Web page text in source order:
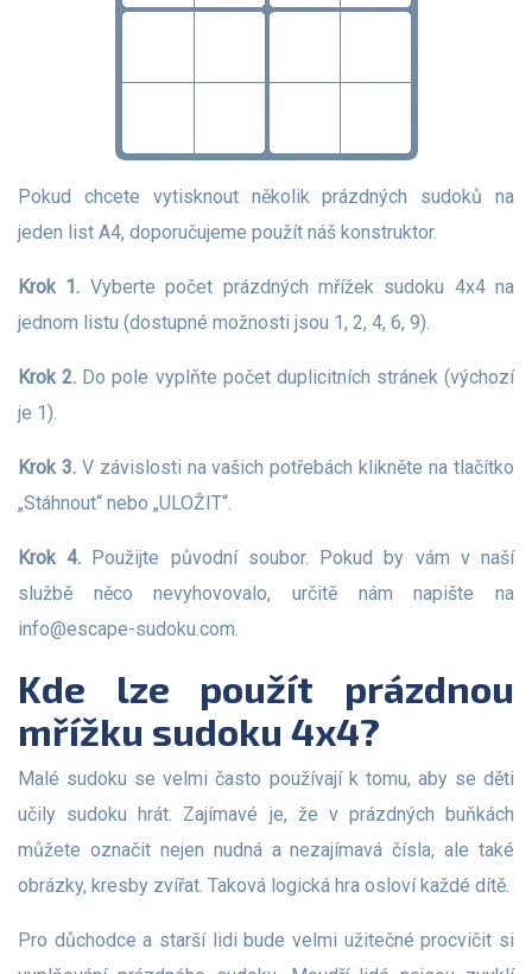
Pokud chcete vytisknout několik prázdných sudoků na
jeden list A4, doporučujeme použít náš konstruktor.
Krok 1. Vyberte počet prázdných mřížek sudoku 4x4 na
jednom listu (dostupné možnosti jsou 1, 2, 4, 6, 9).
Krok 2. Do pole vyplňte počet duplicitních stránek (výchozí
je 1).
Krok 3.V závislosti na vašich potřebách klikněte na tlačítko
„Stáhnout“ nebo „ULOŽIT“.
Krok 4. Použijte původní soubor. Pokud by vám v naší
službě něco nevyhovovalo, určitě nám napište na
info@escape-sudoku.com
Kde lze použít prázdnou
mřížku sudoku 4x4?
Malé sudoku se velmi často používají k tomu, aby se děti
učily sudoku hrát. Zajímavé je, že v prázdných buňkách
můžete označit nejen nudná a nezajímavá čísla, ale také
obrázky, kresby zvířat. Taková logická hra osloví každé dítě.
Pro důchodce a starší lidi bude velmi užitečné procvičit si